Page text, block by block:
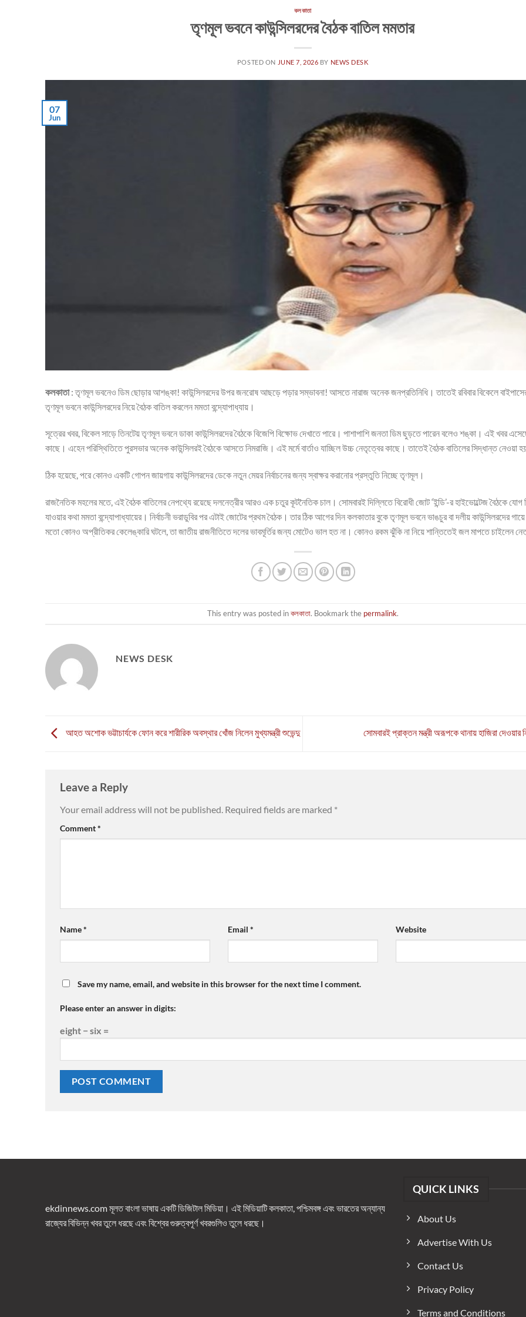
কলকাতা
তৃণমূল ভবনে কাউন্সিলরদের বৈঠক বাতিল মমতার
POSTED ON JUNE 7, 2026 BY NEWS DESK
07
Jun
কলকাতা: তৃণমূল ভবনেও ডিম ছোড়ার আশঙ্কা! কাউন্সিলরদের উপর জনরোষ আছড়ে পড়ার সম্ভাবনা! আসতে নারাজ অনেক জনপ্রতিনিধি। তাতেই রবিবার বিকেলে
তৃণমূল ভবনে কাউন্সিলরদের নিয়ে বৈঠক বাতিল করলেন মমতা বন্দ্যোপাধ্যায়।
সূত্রের খবর, বিকেল সাড়ে তিনটেয় তৃণমূল ভবনে ডাকা কাউন্সিলরদের বৈঠকে বিজেপি বিক্ষোভ দেখাতে পারে। পাশাপাশি জনতা ডিম ছুড়তে পারেন বলেও শঙ্কা। এই খবর
কাছে। এহেন পরিস্থিতিতে পুরসভার অনেক কাউন্সিলরই বৈঠকে আসতে নিমরাজি। এই মর্মে বার্তাও যাচ্ছিল উচ্চ নেতৃত্বের কাছে। তাতেই বৈঠক বাতিলের সিদ্ধান্ত নেওয়া
ঠিক হয়েছে, পরে কোনও একটি গোপন জায়গায় কাউন্সিলরদের ডেকে নতুন মেয়র নির্বাচনের জন্য স্বাক্ষর করানোর প্রস্তুতি নিচ্ছে তৃণমূল।
রাজনৈতিক মহলের মতে, এই বৈঠক বাতিলের নেপথ্যে রয়েছে দলনেত্রীর আরও এক চতুর কূটনৈতিক চাল। সোমবারই দিল্লিতে বিরোধী জোট ‘ইন্ডি’-র হাইভোল্টেজ বৈঠকে যোগ
যাওয়ার কথা মমতা বন্দ্যোপাধ্যায়ের। নির্বাচনী ভরাডুবির পর এটাই জোটের প্রথম বৈঠক। তার ঠিক আগের দিন কলকাতার বুকে তৃণমূল ভবনে ভাঙচুর বা দলীয় কাউন্সিলরদের
মতো কোনও অপ্রীতিকর কেলেঙ্কারি ঘটলে, তা জাতীয় রাজনীতিতে দলের ভাবমূর্তির জন্য মোটেও ভাল হত না। কোনও রকম ঝুঁকি না নিয়ে শান্তিতেই জল মাপতে চাইলেন
This entry was posted inকলকাতা. Bookmark the permalink.
NEWS DESK
আহত অশোক ভট্টাচার্যকে ফোন করে শারীরিক অবস্থার খোঁজ নিলেন মুখ্যমন্ত্রী শুভেন্দু সোমবারই প্রাক্তন মন্ত্রী অরূপকে থানায় হাজিরা দেওয়ার
Leave a Reply
Your email address will not be published. Required fields are marked *
Comment*
Name* Email * Website
Save my name, email, and website in this browser for the next time I comment.
Please enter an answer in digits:
eight − six =
ekdinnews.com মূলত বাংলা ভাষায় একটি ডিজিটাল মিডিয়া। এই মিডিয়াটি কলকাতা, পশ্চিমবঙ্গ এবং ভারতের অন্যান্য
রাজ্যের বিভিন্ন খবর তুলে ধরছে এবং বিশ্বের গুরুত্বপূর্ণ খবরগুলিও তুলে ধরছে।
QUICK LINKS
About Us
Advertise With Us
Contact Us
Privacy Policy
Terms and Conditions